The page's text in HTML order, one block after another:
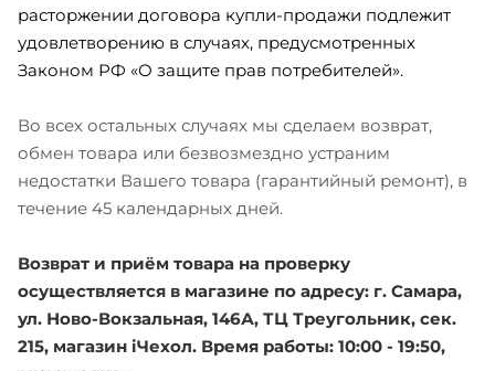
расторжении договора купли-продажи подлежит
удовлетворению в случаях, предусмотренных
Законом РФ «О защите прав потребителей».
Во всех остальных случаях мы сделаем возврат,
обмен товара или безвозмездно устраним
недостатки Вашего товара (гарантийный ремонт), в
течение 45 календарных дней.
Возврат и приём товара на проверку
осуществляется в магазине по адресу: г. Самара,
ул. Ново-Вокзальная, 146А, ТЦ Треугольник, сек.
215, магазин iЧехол. Время работы: 10:00 - 19:50,